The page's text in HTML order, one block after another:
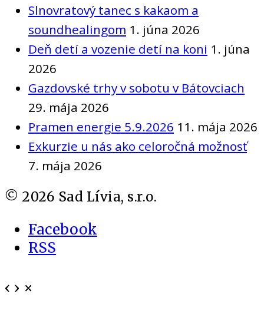
Slnovratový tanec s kakaom a
soundhealingom 1. júna 2026
Deň detí a vozenie detí na koni 1. júna
2026
Gazdovské trhy v sobotu v Bátovciach
29. mája 2026
Pramen energie 5.9.2026 11. mája 2026
Exkurzie u nás ako celoročná možnosť
7. mája 2026
© 2026 Sad Lívia, s.r.o.
Facebook
RSS
‹ › ×